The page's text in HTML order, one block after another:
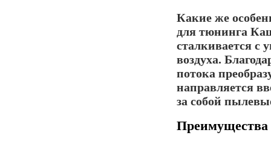
Какие же
для тюнинга
сталкивается
воздуха.
потока
направляется
за собой